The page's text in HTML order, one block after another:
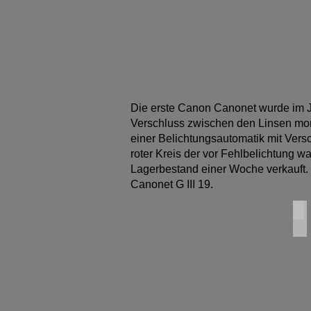
Die erste Canon Canonet wurde im
Verschluss zwischen den Linsen
einer Belichtungsautomatik mit
roter Kreis der vor Fehlbelichtung
Lagerbestand einer Woche
Canonet G III 19.